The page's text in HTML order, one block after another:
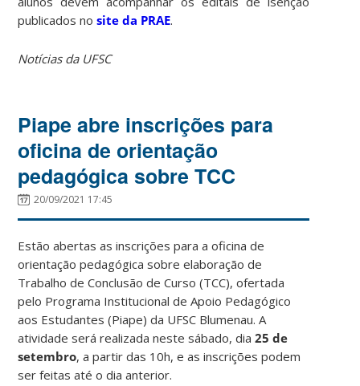
publicados nosite da PRAE.
Notícias da UFSC
Piape abre inscrições para
oficina de orientação
pedagógica sobre TCC
20/09/2021 17:45
Estão abertas as inscrições para a oficina de
orientação pedagógica sobre elaboração de
Trabalho de Conclusão de Curso (TCC), ofertada
pelo Programa Institucional de Apoio Pedagógico
aos Estudantes (Piape) da UFSC Blumenau. A
atividade será realizada neste sábado, dia25 de
setembro, a partir das 10h, e as inscrições podem
ser feitas até o dia anterior.